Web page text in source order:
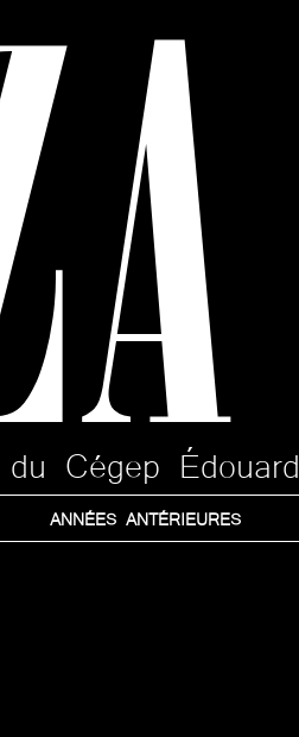
Cégep
ANNÉES ANTÉRIEURES